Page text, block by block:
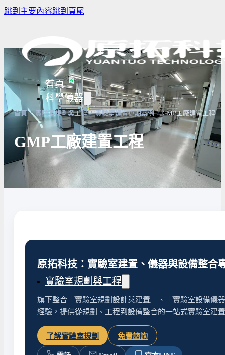
跳到主要內容跳到頁尾
首頁
科學儀器
樣品濃縮/乾燥前處理設備
微量分注吸管pipette
實驗室攪拌器 | 振盪機
實驗室冰箱 / 冷凍櫃
培養箱
高溫爐
水氣捕捉器 | 浸入式冷卻器
液態氮相關設備
生物安全櫃
高壓滅菌鍋
實驗室紫外
實驗室規劃與工程
實驗室建置服務
實驗桌規劃設計與訂製
實驗室周邊工程
地板鋪設工程
首頁 / 實驗室規劃與工程 / 實驗室建置近期案例 / GMP工廠建置工程
GMP工廠建置工程
原拓科技：實驗室建置、儀器與設備整合
旗下整合『實驗室規劃設計與建置』、『實驗室設備儀
經驗，提供從規劃、工程到設備整合的一站式實驗室建
了解實驗室規劃 免費諮詢